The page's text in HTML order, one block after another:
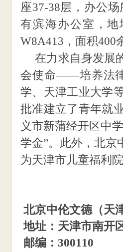
座37-38层，办公
有滨海办公室，地
W8A413 ，面积400
在力求自身发展
会使命——培养法
学、天津工业大学
批准建立了青年就
义市新蒲经开区中
学金”。 此外，北京
为天津市儿童福利
北京中伦文德（天
地址：天津市南开
邮编： 300110